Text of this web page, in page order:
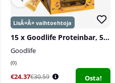
15 x Goodlife Proteinbar, 50 g
Goodlife
0
€24.37€30.59 Osta!